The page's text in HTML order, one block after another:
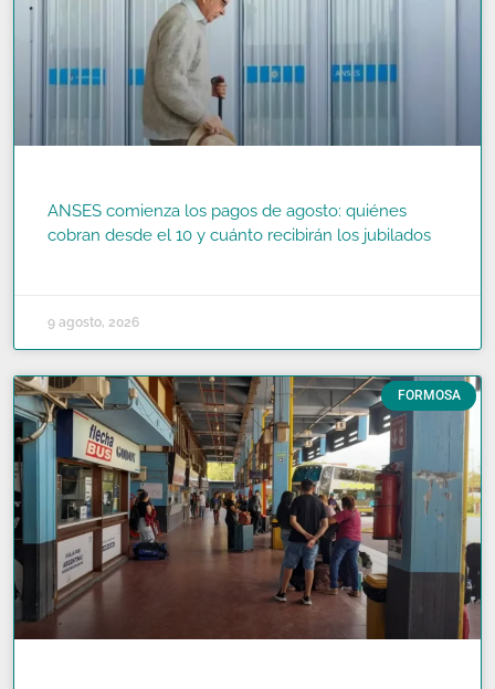
ANSES comienza los pagos de agosto: quiénes
cobran desde el 10 y cuánto recibirán los jubilados
9 agosto, 2026
FORMOSA